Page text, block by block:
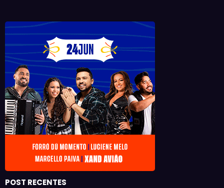
POST RECENTES